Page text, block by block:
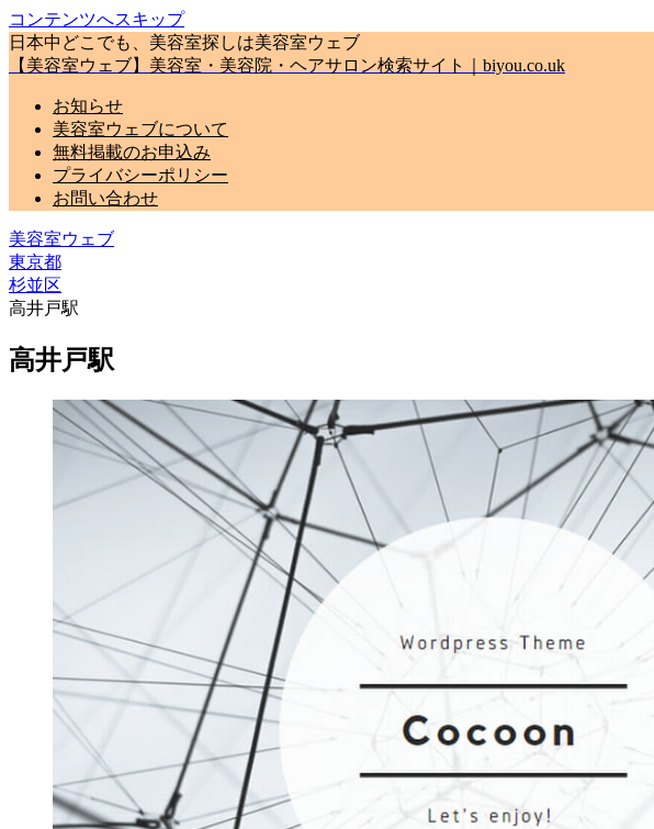
コンテンツへスキップ
日本中どこでも、美容室探しは美容室ウェブ
【美容室ウェブ】美容室・美容院・ヘアサロン検索サイト｜biyou.co.uk
お知らせ
美容室ウェブについて
無料掲載のお申込み
プライバシーポリシー
お問い合わせ
美容室ウェブ
東京都
杉並区
高井戸駅
高井戸駅